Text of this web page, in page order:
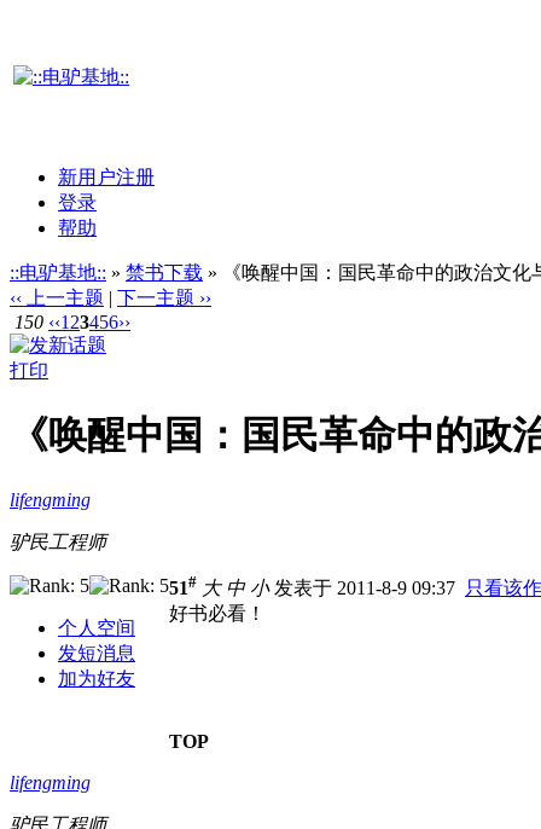
新用户注册
登录
帮助
::电驴基地:: » 禁书下载 » 《唤醒中国：国民革命中的政治文化
‹‹ 上一主题 | 下一主题 ››
150 ‹‹1 23456››
打印
《唤醒中国：国民革命中的
lifengming
驴民工程师
个人空间
发短消息
加为好友
51# 大 中 小发表于 2011-8-9 09:37 只看该
好书必看！
TOP
lifengming
驴民工程师